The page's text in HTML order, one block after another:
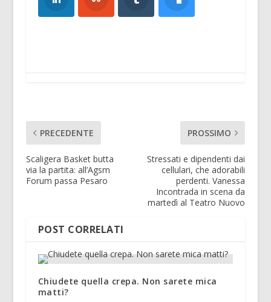
PRECEDENTE
Scaligera Basket butta
via la partita: all’Agsm
Forum passa Pesaro
PROSSIMO
Stressati e dipendenti dai
cellulari, che adorabili
perdenti. Vanessa
Incontrada in scena da
martedì al Teatro Nuovo
POST CORRELATI
Chiudete quella crepa. Non sarete mica
matti?